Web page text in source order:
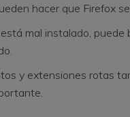
hacer que Firefox
mal instalado, puede
y extensiones rotas